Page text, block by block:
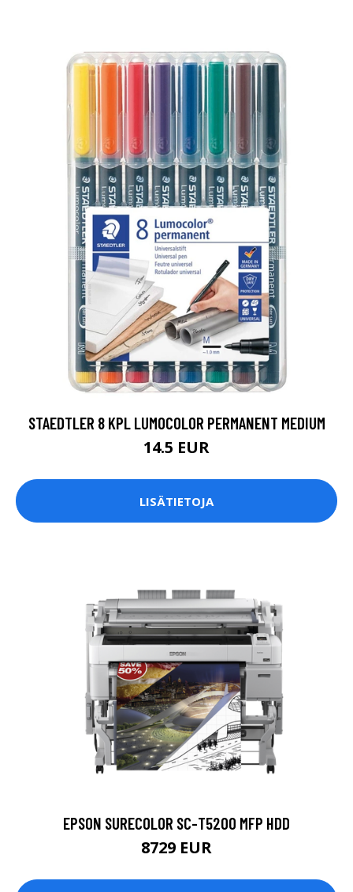
STAEDTLER 8 KPL LUMOCOLOR PERMANENT MEDIUM
14.5 EUR
LISÄTIETOJA
EPSON SURECOLOR SC-T5200 MFP HDD
8729 EUR